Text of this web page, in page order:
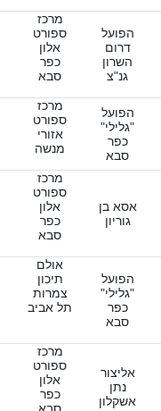
הפועל
דרום
השרון
גנ"צ
מרכז
ספורט
אלון
כפר
סבא
הפועל
"גלילי"
כפר
סבא
מרכז
ספורט
אזורי
מנשה
אסא בן
גוריון
מרכז
ספורט
אלון
כפר
סבא
הפועל
"גלילי"
כפר
סבא
אולם
תיכון
צמרות
תל אביב
אליצור
נתן
אשקלון
מרכז
ספורט
אלון
כפר
סבא